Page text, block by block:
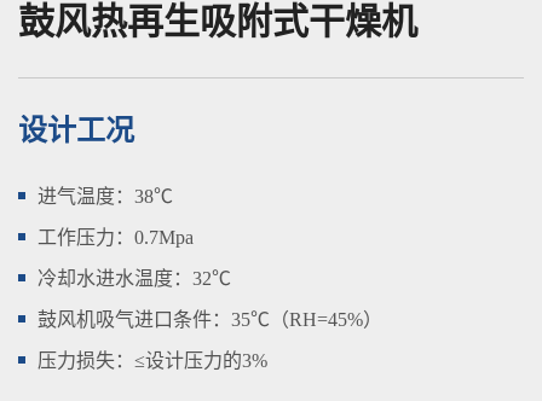
鼓风热再生吸附式干燥机
设计工况
进气温度：38℃
工作压力：0.7Mpa
冷却水进水温度：32℃
鼓风机吸气进口条件：35℃（RH=45%）
压力损失：≤设计压力的3%